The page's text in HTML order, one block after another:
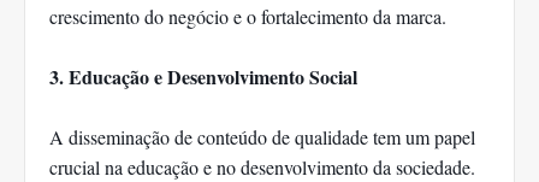
crescimento do negócio e o fortalecimento da marca.
3. Educação e Desenvolvimento Social
A disseminação de conteúdo de qualidade tem um papel
crucial na educação e no desenvolvimento da sociedade.